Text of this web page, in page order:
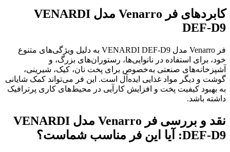
کابردهای فر Venarro مدل VENARDI
DEF-D9
فر Venarro مدل VENARDI DEF-D9 به دلیل ویژگی‌های متنوع
خود، برای استفاده در نانوایی‌ها، رستوران‌های بزرگ، و
آشپزخانه‌های صنعتی به‌خصوص برای پخت نان، کیک، شیرینی،
گوشت و دیگر مواد غذایی ایده‌آل است. این فر می‌تواند کمک شایانی
به بهبود کیفیت پخت و افزایش کارآیی در محیط‌های کاری پرترافیک
داشته باشد.
نقد و بررسی فر Venarro مدل VENARDI
DEF-D9
: آیا این فر مناسب شماست؟